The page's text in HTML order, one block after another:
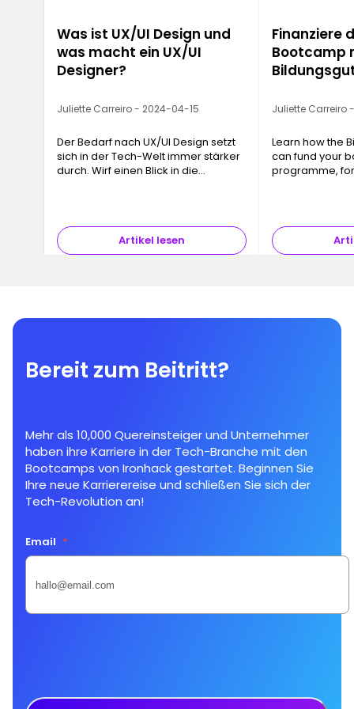
Was ist UX/UI Design und
was macht ein UX/UI
Designer?
Juliette Carreiro - 2024-04-15
Der Bedarf nach UX/UI Design setzt
sich in der Tech-Welt immer stärker
durch. Wirf einen Blick in die
Artikel lesen
Finanziere
Bootcamp
Juliette Carreiro
Learn how the
can fund your
programme,
Bereit zum Beitritt?
Mehr als 10,000 Quereinsteiger und Unternehmer
haben ihre Karriere in der Tech-Branche mit den
Bootcamps von Ironhack gestartet. Beginnen Sie
Ihre neue Karrierereise und schließen Sie sich der
Tech-Revolution an!
Email *